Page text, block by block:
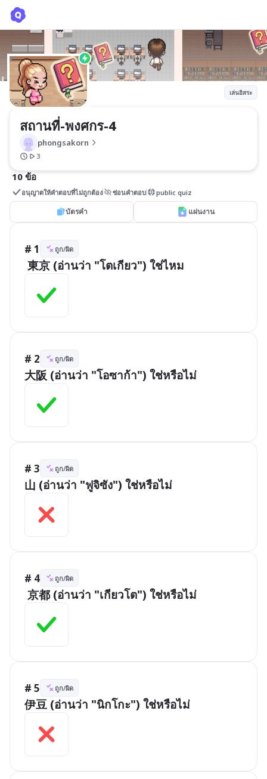
เล่นอิสระ
สถานที่-พงศกร-4
phongsakorn
3
10 ข้อ
อนุญาตให้คำตอบที่ไม่ถูกต้อง ซ่อนคำตอบ public quiz
บัตรคำ แผ่นงาน
# 1 ถูก/ผิด
東京 (อ่านว่า "โตเกียว") ใช่ไหม
# 2 ถูก/ผิด
大阪 (อ่านว่า "โอซาก้า") ใช่หรือไม่
# 3 ถูก/ผิด
山 (อ่านว่า "ฟูจิซัง") ใช่หรือไม่
# 4 ถูก/ผิด
京都 (อ่านว่า "เกียวโต") ใช่หรือไม่
# 5 ถูก/ผิด
伊豆 (อ่านว่า "นิกโกะ") ใช่หรือไม่